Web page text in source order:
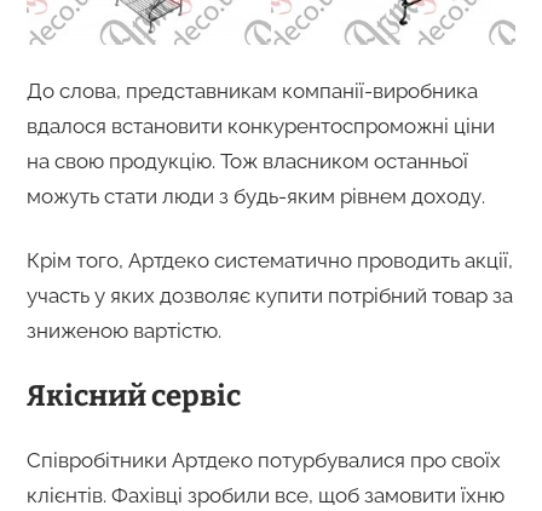
До слова, представникам компанії-виробника
вдалося встановити конкурентоспроможні ціни
на свою продукцію. Тож власником останньої
можуть стати люди з будь-яким рівнем доходу.
Крім того, Артдеко систематично проводить акції,
участь у яких дозволяє купити потрібний товар за
зниженою вартістю.
Якісний сервіс
Співробітники Артдеко потурбувалися про своїх
клієнтів. Фахівці зробили все, щоб замовити їхню